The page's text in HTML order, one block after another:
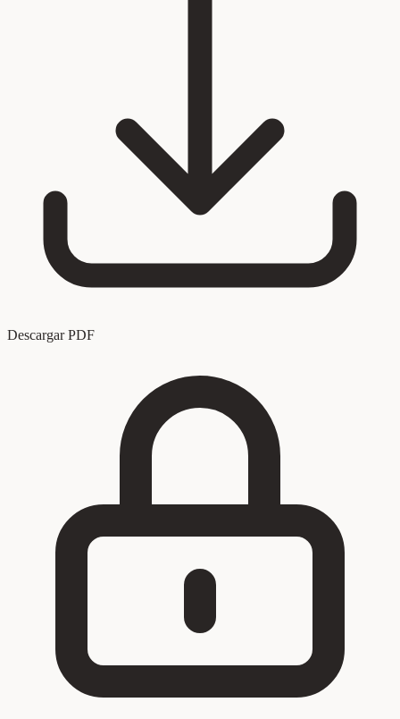
Descargar PDF